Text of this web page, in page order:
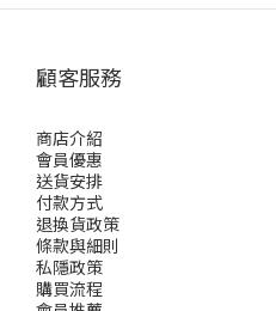
顧客服務
商店介紹
會員優惠
送貨安排
付款方式
退換貨政策
條款與細則
私隱政策
購買流程